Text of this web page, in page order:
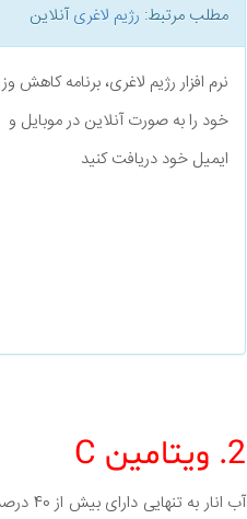
مطلب مرتبط: رژیم لاغریآنلاین
نرم افزار رژیم لاغری، برنامه کاهش
خود را به صورت آنلاین در موبایل و
ایمیل خود دریافت کنید
2. ویتامین C